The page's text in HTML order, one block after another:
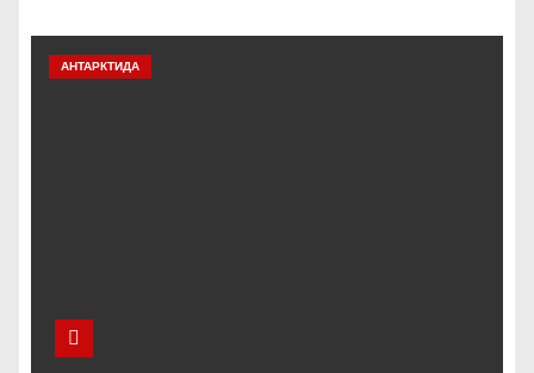
АНТАРКТИДА